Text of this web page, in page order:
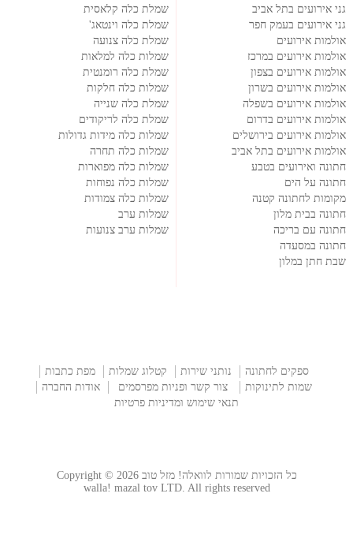
גני אירועים בתל אביב
גני אירועים בעמק חפר
אולמות אירועים
אולמות אירועים במרכז
אולמות אירועים בצפון
אולמות אירועים בשרון
אולמות אירועים בשפלה
אולמות אירועים בדרום
אולמות אירועים בירושלים
אולמות אירועים בתל אביב
חתונה ואירועים בטבע
חתונה על הים
מקומות לחתונה קטנה
חתונה בבית מלון
חתונה עם בריכה
חתונה במסעדה
שבת חתן במלון
שמלת כלה קלאסית
שמלת כלה וינטאג'
שמלת כלה צנועה
שמלות כלה למלאות
שמלת כלה רומנטית
שמלות כלה חלקות
שמלת כלה שנייה
שמלת כלה לריקודים
שמלות כלה מידות גדולות
שמלות כלה תחרה
שמלות כלה מפוארות
שמלות כלה נפוחות
שמלות כלה צמודות
שמלות ערב
שמלות ערב צנועות
ספקים לחתונה נותני שירות קטלוג שמלות
מפת כתבות
שמות לתינוקות
צור קשר ופניות מפרסמים
אודות החברה
תנאי שימוש ומדיניות פרטיות
כל הזכויות שמורות לוואלה! מזל טוב Copyright © 2026
walla! mazal tov LTD. All rights reserved